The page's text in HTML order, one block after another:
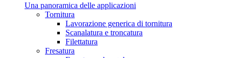
Una panoramica delle applicazioni
Tornitura
Lavorazione generica di tornitura
Scanalatura e troncatura
Filettatura
Fresatura